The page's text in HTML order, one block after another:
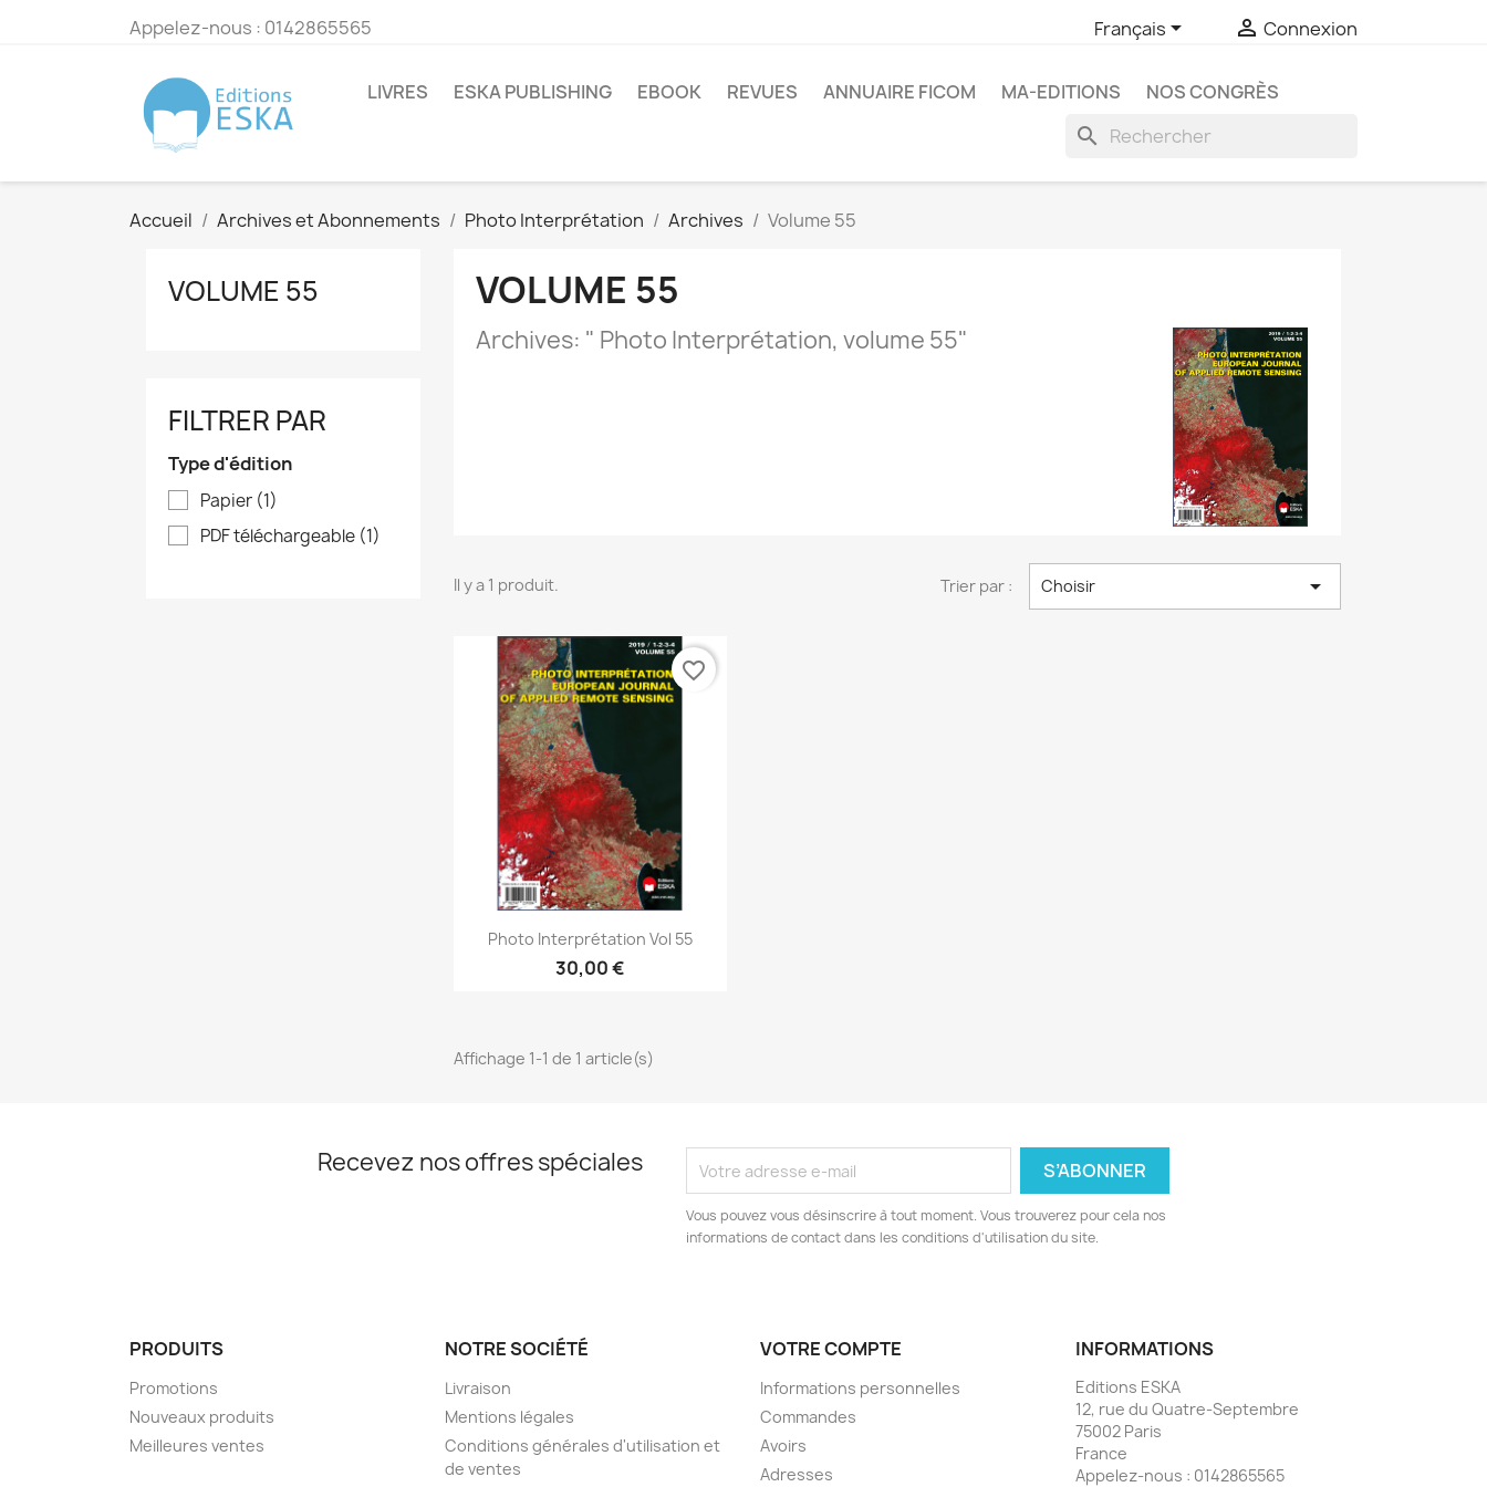
Appelez-nous : 0142865565 Français  Connexion
LIVRES ESKA PUBLISHING EBOOK REVUES ANNUAIRE FICOM MA-EDITIONS NOS CONGRÈS
search
Accueil Archives et Abonnements Photo Interprétation Archives Volume 55
VOLUME 55
FILTRER PAR
Type d'édition
Papier (1)
PDF téléchargeable (1)
VOLUME 55
Archives: " Photo Interprétation, volume 55"
Il y a 1 produit. Trier par : Choisir 
Aperçu rapide
Photo Interprétation Vol 55
30,00 €
favorite_border
Affichage 1-1 de 1 article(s)
Recevez nos offres spéciales
Vous pouvez vous désinscrire à tout moment. Vous trouverez pour cela nos
informations de contact dans les conditions d'utilisation du site.
PRODUITS
Promotions
Nouveaux produits
Meilleures ventes
NOTRE SOCIÉTÉ
Livraison
Mentions légales
Conditions générales d'utilisation et
de ventes
VOTRE COMPTE
Informations personnelles
Commandes
Avoirs
Adresses
INFORMATIONS
Editions ESKA
12, rue du Quatre-Septembre
75002 Paris
France
Appelez-nous : 0142865565